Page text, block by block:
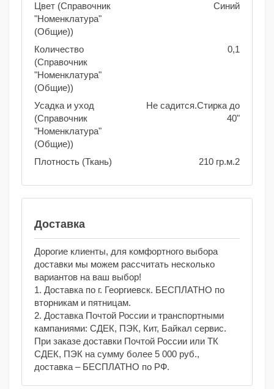
Цвет (Справочник
"Номенклатура"
(Общие))
Синий
Количество
(Справочник
"Номенклатура"
(Общие))
0,1
Усадка и уход
(Справочник
"Номенклатура"
(Общие))
Не садится.Стирка до
40"
Плотность (Ткань) 210 гр.м.2
Доставка
Дорогие клиенты, для комфортного выбора
доставки мы можем рассчитать несколько
вариантов на ваш выбор!
1. Доставка по г. Георгиевск. БЕСПЛАТНО по
вторникам и пятницам.
2. Доставка Почтой России и транспортными
кампаниями: СДЕК, ПЭК, Кит, Байкал сервис.
При заказе доставки Почтой России или ТК
СДЕК, ПЭК на сумму более 5 000 руб.,
доставка – БЕСПЛАТНО по РФ.